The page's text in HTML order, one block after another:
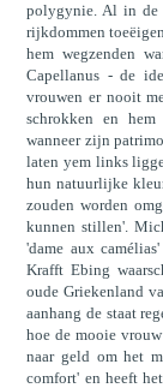
polygynie. Al in de
rijkdommen
hem wegzenden
Capellanus - de
vrouwen er nooit
schrokken en
wanneer zijn
laten yem links
hun natuurlijke
zouden worden
kunnen stillen'.
'dame aux
Krafft Ebing
oude Griekenland
aanhang de staat
hoe de mooie
naar geld om het
comfort' en heeft